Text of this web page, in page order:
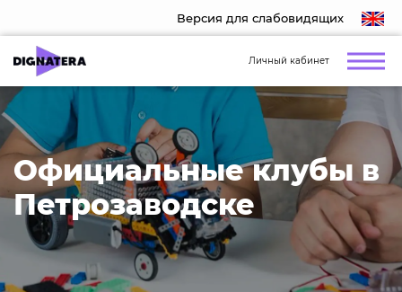
Версия для слабовидящих
Личный кабинет
Официальные клубы в
Петрозаводске